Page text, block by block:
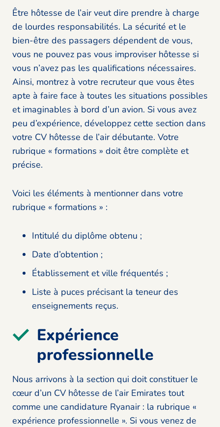
Être hôtesse de l’air veut dire prendre à charge
de lourdes responsabilités. La sécurité et le
bien-être des passagers dépendent de vous,
vous ne pouvez pas vous improviser hôtesse si
vous n’avez pas les qualifications nécessaires.
Ainsi, montrez à votre recruteur que vous êtes
apte à faire face à toutes les situations possibles
et imaginables à bord d’un avion. Si vous avez
peu d’expérience, développez cette section dans
votre CV hôtesse de l’air débutante. Votre
rubrique « formations » doit être complète et
précise.
Voici les éléments à mentionner dans votre
rubrique « formations » :
Intitulé du diplôme obtenu ;
Date d’obtention ;
Établissement et ville fréquentés ;
Liste à puces précisant la teneur des
enseignements reçus.
Expérience
professionnelle
Nous arrivons à la section qui doit constituer le
cœur d’un CV hôtesse de l’air Emirates tout
comme une candidature Ryanair : la rubrique «
expérience professionnelle ». Si vous venez de